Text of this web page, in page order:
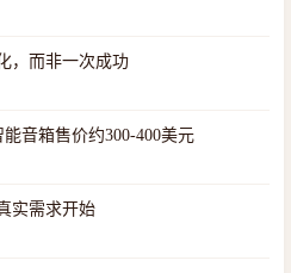
，而非一次成功
音箱售价约300-400美元
实需求开始